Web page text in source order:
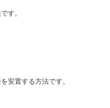
す。
安置する方法です。